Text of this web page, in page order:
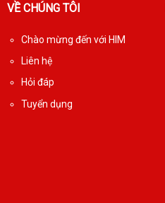
VỀ CHÚNG TÔI
Chào mừng đến với HIM
Liên hệ
Hỏi đáp
Tuyển dụng